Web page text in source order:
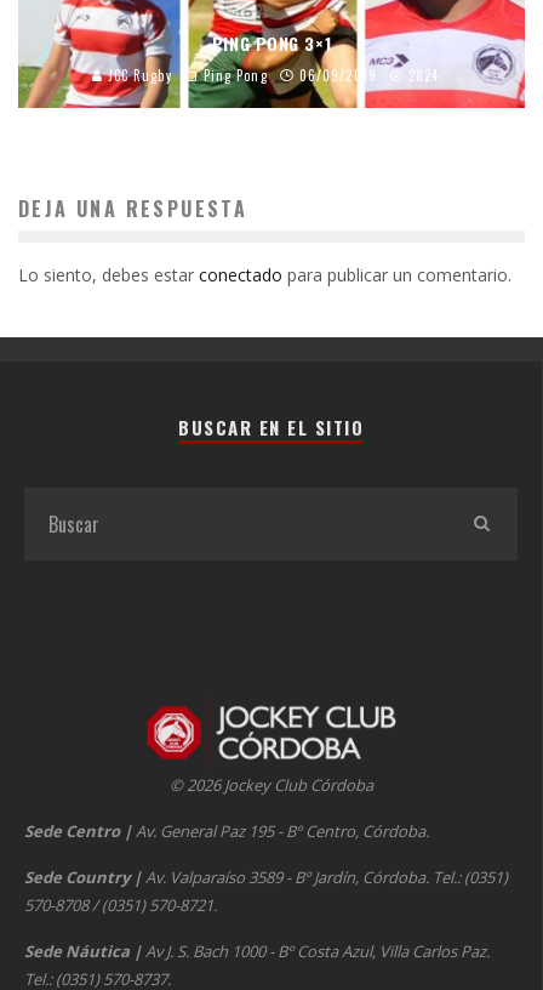
PING PONG 3×1
JCC Rugby Ping Pong 06/09/2019 2824
DEJA UNA RESPUESTA
Lo siento, debes estar conectado para publicar un comentario.
BUSCAR EN EL SITIO
© 2026 Jockey Club Córdoba
Sede Centro |Av. General Paz 195 - Bº Centro, Córdoba.
Sede Country |Av. Valparaíso 3589 - Bº Jardín, Córdoba. Tel.: (0351)
570-8708 / (0351) 570-8721.
Sede Náutica |Av J. S. Bach 1000 - Bº Costa Azul, Villa Carlos Paz.
Tel.: (0351) 570-8737.